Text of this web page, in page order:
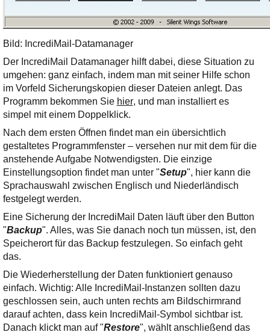
Bild: IncrediMail-Datamanager
Der IncrediMail Datamanager hilft dabei, diese Situation zu
umgehen: ganz einfach, indem man mit seiner Hilfe schon
im Vorfeld Sicherungskopien dieser Dateien anlegt. Das
Programm bekommen Sie hier, und man installiert es
simpel mit einem Doppelklick.
Nach dem ersten Öffnen findet man ein übersichtlich
gestaltetes Programmfenster – versehen nur mit dem für die
anstehende Aufgabe Notwendigsten. Die einzige
Einstellungsoption findet man unter "Setup", hier kann die
Sprachauswahl zwischen Englisch und Niederländisch
festgelegt werden.
Eine Sicherung der IncrediMail Daten läuft über den Button
"Backup". Alles, was Sie danach noch tun müssen, ist, den
Speicherort für das Backup festzulegen. So einfach geht
das.
Die Wiederherstellung der Daten funktioniert genauso
einfach. Wichtig: Alle IncrediMail-Instanzen sollten dazu
geschlossen sein, auch unten rechts am Bildschirmrand
darauf achten, dass kein IncrediMail-Symbol sichtbar ist.
Danach klickt man auf "Restore", wählt anschließend das